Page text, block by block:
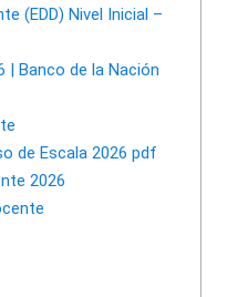
(EDD) Nivel Inicial –
| Banco de la Nación
de Escala 2026 pdf
2026